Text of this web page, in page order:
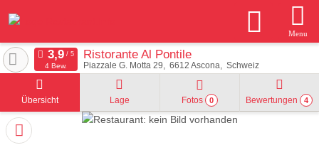
Menu
Ristorante Al Pontile
Piazzale G. Motta 29 6612 Ascona Schweiz
4 Bew.
Übersicht Lage Fotos 0 Bewertungen 4